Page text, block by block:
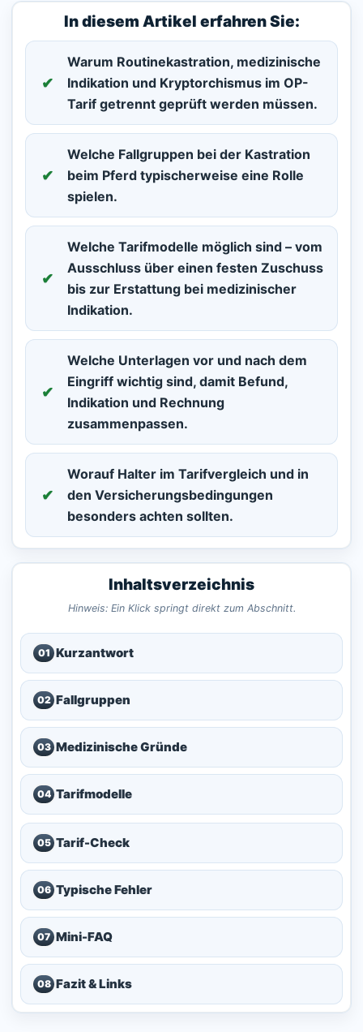
In diesem Artikel erfahren Sie:
Warum Routinekastration, medizinische
Indikation und Kryptorchismus im OP-
Tarif getrennt geprüft werden müssen.
Welche Fallgruppen bei der Kastration
beim Pferd typischerweise eine Rolle
spielen.
Welche Tarifmodelle möglich sind – vom
Ausschluss über einen festen Zuschuss
bis zur Erstattung bei medizinischer
Indikation.
Welche Unterlagen vor und nach dem
Eingriff wichtig sind, damit Befund,
Indikation und Rechnung
zusammenpassen.
Worauf Halter im Tarifvergleich und in
den Versicherungsbedingungen
besonders achten sollten.
Inhaltsverzeichnis
Hinweis: Ein Klick springt direkt zum Abschnitt.
01 Kurzantwort
02 Fallgruppen
03 Medizinische Gründe
04 Tarifmodelle
05 Tarif-Check
06 Typische Fehler
07 Mini-FAQ
08 Fazit & Links